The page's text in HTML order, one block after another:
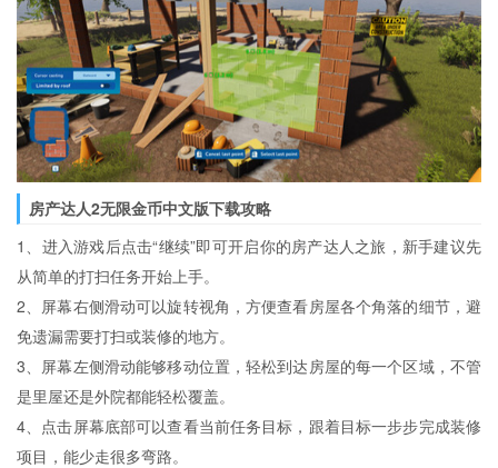
房产达人2无限金币中文版下载攻略
1、进入游戏后点击“继续”即可开启你的房产达人之旅，新手建议先
从简单的打扫任务开始上手。
2、屏幕右侧滑动可以旋转视角，方便查看房屋各个角落的细节，避
免遗漏需要打扫或装修的地方。
3、屏幕左侧滑动能够移动位置，轻松到达房屋的每一个区域，不管
是里屋还是外院都能轻松覆盖。
4、点击屏幕底部可以查看当前任务目标，跟着目标一步步完成装修
项目，能少走很多弯路。